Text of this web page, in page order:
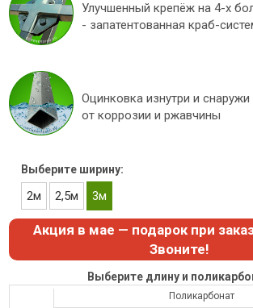
Улучшенный крепёж на 4-х
- запатентованная краб-
Оцинковка изнутри и
от коррозии и ржавчины
Выберите ширину:
2м 2,5м 3м
Акция в мае — подарок при
Звоните!
Выберите длину и
Поликарбонат